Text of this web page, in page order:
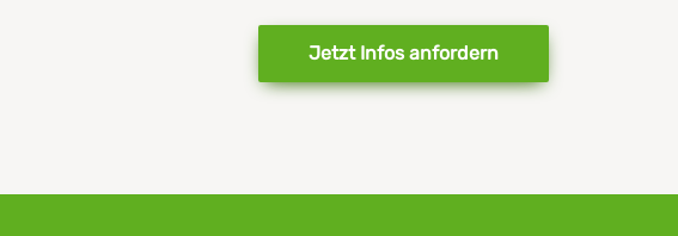
Jetzt Infos anfordern